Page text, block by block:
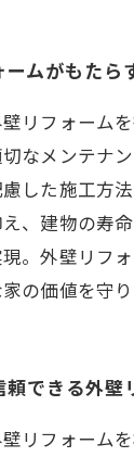
ームがもたら
リフォーム
なメンテナ
した施工方
、建物の寿
。外壁リフ
の価値を守り
頼できる外壁
リフォーム